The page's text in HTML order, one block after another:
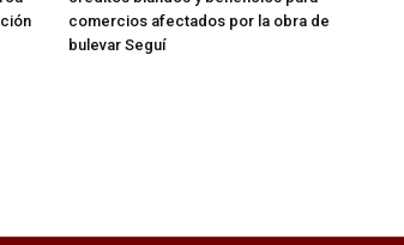
comercios afectados por la obra de
bulevar Seguí